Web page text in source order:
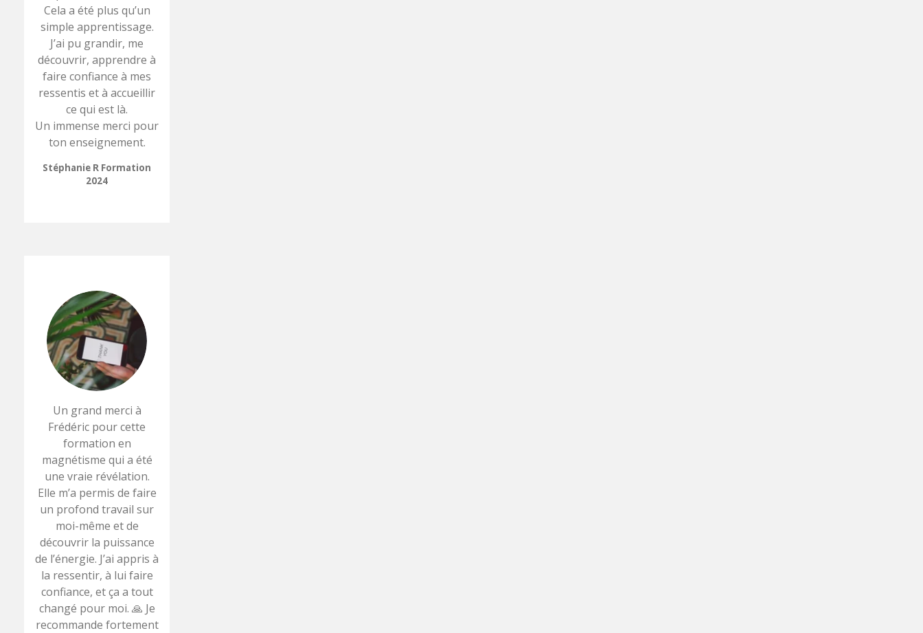
Cela a été plus qu’un
simple apprentissage.
J’ai pu grandir, me
découvrir, apprendre à
faire confiance à mes
ressentis et à accueillir
ce qui est là.
Un immense merci pour
ton enseignement.
Stéphanie R Formation
2024
Un grand merci à
Frédéric pour cette
formation en
magnétisme qui a été
une vraie révélation.
Elle m’a permis de faire
un profond travail sur
moi-même et de
découvrir la puissance
de l’énergie. J’ai appris à
la ressentir, à lui faire
confiance, et ça a tout
changé pour moi. 🙏 Je
recommande fortement